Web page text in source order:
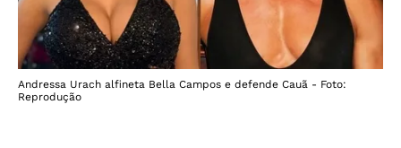
Andressa Urach alfineta Bella Campos e defende Cauã - Foto:
Reprodução